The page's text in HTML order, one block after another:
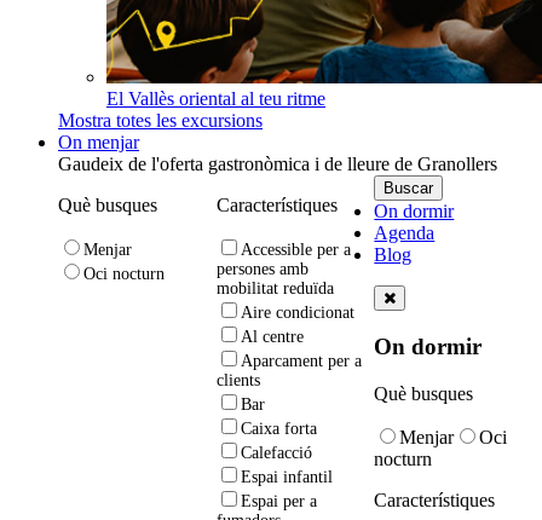
El Vallès oriental al teu ritme
Mostra totes les excursions
On menjar
Gaudeix de l'oferta gastronòmica i de lleure de Granollers
Què busques
Menjar
Oci nocturn
Característiques
Accessible per a
persones amb
mobilitat reduïda
Aire condicionat
Al centre
Aparcament per a
clients
Bar
Caixa forta
Calefacció
Espai infantil
Espai per a
On dormir
Agenda
Blog
On dormir
Què busques
Menjar
Oci
nocturn
Característiques